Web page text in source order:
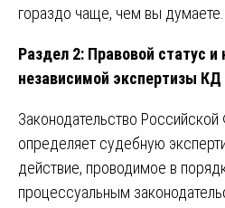
гораздо чаще, чем вы думаете.
Раздел 2: Правовой статус и
независимой экспертизы КД
Законодательство
определяет судебную
действие, проводимое в
процессуальным